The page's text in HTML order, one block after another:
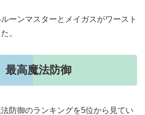
ーンマスターとメイガスがワースト
。
最高魔法防御
防御のランキングを5位から見てい